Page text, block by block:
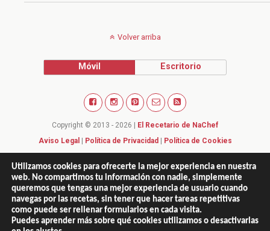
Volver arriba
Móvil Escritorio
Utilizamos cookies para ofrecerte la mejor experiencia en nuestra
web. No compartimos tu información con nadie, simplemente
queremos que tengas una mejor experiencia de usuario cuando
navegas por las recetas, sin tener que hacer tareas repetitivas
como puede ser rellenar formularios en cada visita.
Puedes aprender más sobre qué cookies utilizamos o desactivarlas
Copyright © 2013 - 2026 | El Recetario de NaChef
Aviso Legal | Política de Privacidad | Política de Cookies